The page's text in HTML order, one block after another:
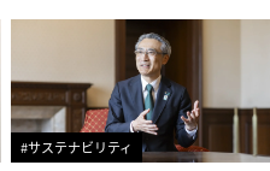
#サステナビリティ